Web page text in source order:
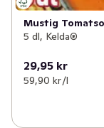
Mustig
5 dl, Kelda®
29,95 kr
59,90 kr /l